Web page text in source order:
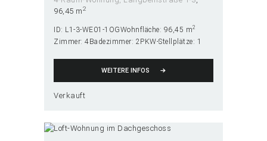
96,45 m2
ID: L1-3-WE01-1OGWohnfläche: 96,45 m2
Zimmer: 4Badezimmer: 2PKW-Stellplätze: 1
WEITERE INFOS
Verkauft